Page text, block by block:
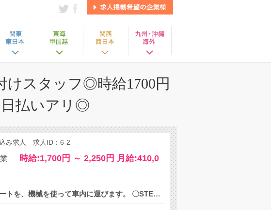
けスタッフ◎時給1700円
日払いアリ◎
み求人 求人ID：6-2
時給:1,700円 ～ 2,250円 月給:410,0
【自動車の部品取り付け】 〇STEP1 自動車のシートを、機械を使って車内に運びます。 〇STEP2 電動の工具でボルトやナットを取り付け、シートを固定します。 ≪POINT≫ ・未経験でも、時給1700円スタート♪ ・他にも加工・塗装・検査などのお仕事をご紹介可能！ ‥‥‥‥‥‥‥‥‥‥‥‥ ◆正社員を目指せる 「メーカーの正社員登用」 「限定正社員登用」 を積極的に行っています！ 派遣社員から正社員に ステップアップした先輩もたくさんいます♪ ‥‥‥‥‥‥‥‥‥‥‥‥ ◆入社後もサポート充実 ・ニッコー専属の工場担当者がいつも工場にいます◎ ・困ったことがあればすぐに相談してくださいね♪ ‥‥‥‥‥‥‥‥‥‥‥‥ ◆スタッフ同士の仲が良い スタッフ同士の仲が良く、 他の県から来てもすぐに友達ができちゃいます♪